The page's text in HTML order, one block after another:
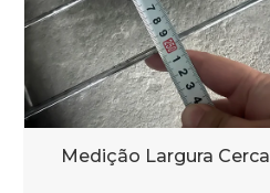
Medição Largura Cerca